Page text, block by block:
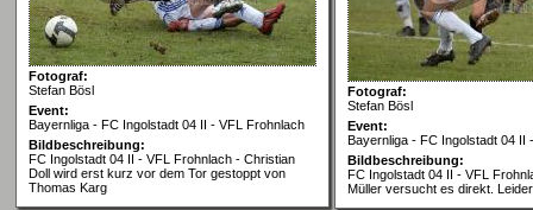
Fotograf:
Stefan Bösl
Event:
Bayernliga - FC Ingolstadt 04 II - VFL Frohnlach
Bildbeschreibung:
FC Ingolstadt 04 II - VFL Frohnlach - Christian
Doll wird erst kurz vor dem Tor gestoppt von
Thomas Karg
Fotograf:
Stefan Bösl
Event:
Bayernliga - FC Ingolstadt 04 II
Bildbeschreibung:
FC Ingolstadt 04 II - VFL
Müller versucht es direkt.